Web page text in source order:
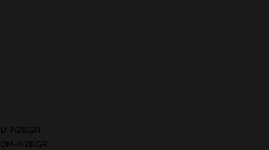
D-N28.GR
OM-N28.GR